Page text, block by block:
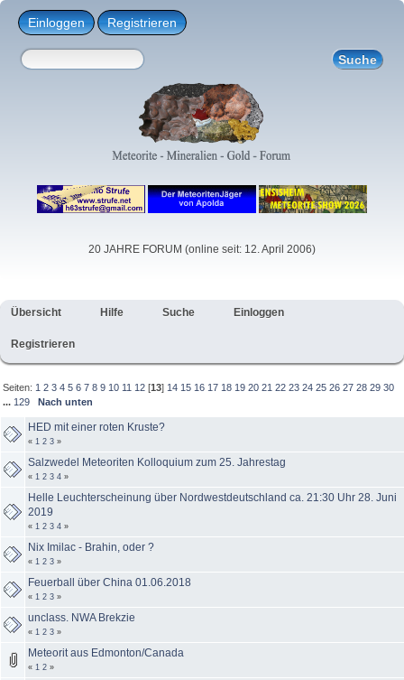
Einloggen Registrieren
20 JAHRE FORUM (online seit: 12. April 2006)
Übersicht Hilfe Suche Einloggen
Registrieren
Seiten: 1 2 3 4 5 6 7 8 9 10 11 12 [13] 14 15 16 17 18 19 20 21 22 23 24 25 26 27 28 29 30
... 129 Nach unten
HED mit einer roten Kruste?
« 1 2 3 »
Salzwedel Meteoriten Kolloquium zum 25. Jahrestag
« 1 2 3 4 »
Helle Leuchterscheinung über Nordwestdeutschland ca. 21:30 Uhr 28. Juni
2019
« 1 2 3 4 »
Nix Imilac - Brahin, oder ?
« 1 2 3 »
Feuerball über China 01.06.2018
« 1 2 3 »
unclass. NWA Brekzie
« 1 2 3 »
Meteorit aus Edmonton/Canada
« 1 2 »